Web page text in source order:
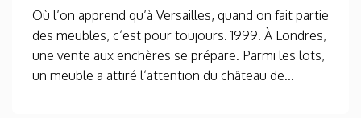
Où l’on apprend qu’à Versailles, quand on fait partie
des meubles, c’est pour toujours. 1999. À Londres,
une vente aux enchères se prépare. Parmi les lots,
un meuble a attiré l’attention du château de...